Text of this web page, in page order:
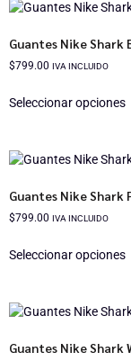
Guantes Nike Shark
$799.00 IVA INCLUIDO
Seleccionar opciones
Guantes Nike Shark
$799.00 IVA INCLUIDO
Seleccionar opciones
Guantes Nike Shark